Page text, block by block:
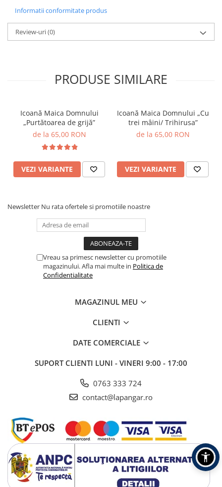
Informatii conformitate produs
Review-uri(0)
PRODUSE SIMILARE
Icoană Maica Domnului
„Purtătoarea de grijă”
de la 65,00 RON
VEZI VARIANTE
Icoană Maica Domnului „Cu
trei mâini/ Trihirusa”
de la 65,00 RON
VEZI VARIANTE
Newsletter Nu rata ofertele si promotiile noastre
Vreau sa primesc newsletter cu promotiile
magazinului. Afla mai multe in Politica de
Confidentialitate
MAGAZINUL MEU
CLIENTI
DATE COMERCIALE
SUPORT CLIENTI LUNI - VINERI 9:00 - 17:00
0763 333 724
contact@lapangar.ro